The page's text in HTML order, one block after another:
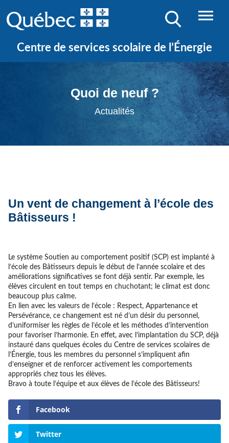
Centre de services scolaire de l’Énergie
Quoi de neuf ?
Actualités
Un vent de changement à l’école des
Bâtisseurs !
Le système Soutien au comportement positif (SCP) est implanté à
l’école des Bâtisseurs depuis le début de l’année scolaire et des
améliorations significatives se font déjà sentir. Par exemple, les
élèves circulent en tout temps en chuchotant; le climat est donc
beaucoup plus calme.
En lien avec les valeurs de l’école : Respect, Appartenance et
Persévérance, ce changement est né d’un désir du personnel,
d’uniformiser les règles de l’école et les méthodes d’intervention
pour favoriser l’harmonie. En effet, avec l’implantation du SCP, déjà
instauré dans quelques écoles du Centre de services scolaires de
l’Énergie, tous les membres du personnel s’impliquent afin
d’enseigner et de renforcer activement les comportements
appropriés chez tous les élèves.
Bravo à toute l’équipe et aux élèves de l’école des Bâtisseurs!
Facebook
Twitter